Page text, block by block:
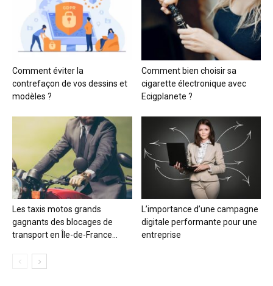
Comment éviter la
contrefaçon de vos dessins et
modèles ?
Comment bien choisir sa
cigarette électronique avec
Ecigplanete ?
Les taxis motos grands
gagnants des blocages de
transport en Île-de-France...
L’importance d’une campagne
digitale performante pour une
entreprise